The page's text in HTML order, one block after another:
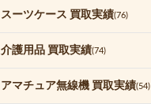
スーツケース 買取実績(76)
介護用品 買取実績(74)
アマチュア無線機 買取実績(54)